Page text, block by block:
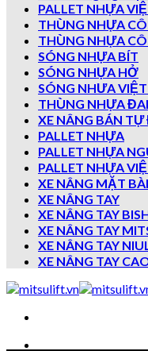
PALLET NHỰA
THÙNG NHỰA
THÙNG NHỰA
SÓNG NHỰA BÍT
SÓNG NHỰA HỞ
SÓNG NHƯA
THÙNG NHỰA
XE NÂNG BÁN TỰ
PALLET NHỰA
PALLET NHỰA
PALLET NHỰA
XE NÂNG MẶT
XE NÂNG TAY
XE NÂNG TAY
XE NÂNG TAY
XE NÂNG TAY
XE NÂNG TAY